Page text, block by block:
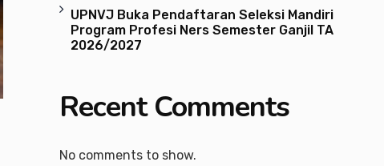
UPNVJ Buka Pendaftaran Seleksi Mandiri
Program Profesi Ners Semester Ganjil TA
2026/2027
Recent Comments
No comments to show.